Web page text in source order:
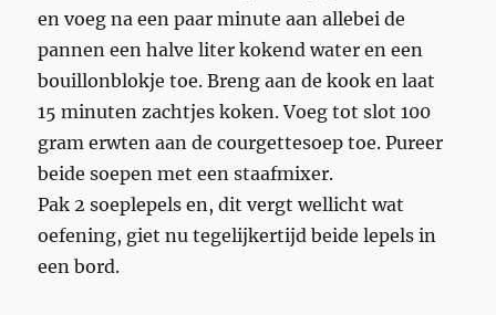
en voeg na een paar minute aan allebei de
pannen een halve liter kokend water en een
bouillonblokje toe. Breng aan de kook en laat
15 minuten zachtjes koken. Voeg tot slot 100
gram erwten aan de courgettesoep toe. Pureer
beide soepen met een staafmixer.
Pak 2 soeplepels en, dit vergt wellicht wat
oefening, giet nu tegelijkertijd beide lepels in
een bord.